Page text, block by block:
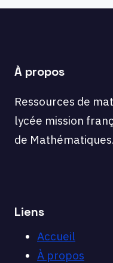
:
À propos
Ressources de
lycée mission
de Mathématiques.
Liens
Accueil
À propos